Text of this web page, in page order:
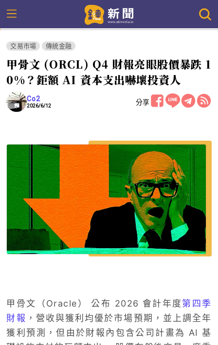
交易市場 傳統金融
甲骨文 (ORCL) Q4 財報亮眼股價暴跌 1
0%？鉅額 AI 資本支出嚇壞投資人
Co2
2026/6/12 分享
甲骨文（Oracle） 公布 2026 會計年度第四季
財報 ，營收與獲利均優於市場預期，並上調全年
獲利預測，但由於財報內包含公司計畫為 AI 基